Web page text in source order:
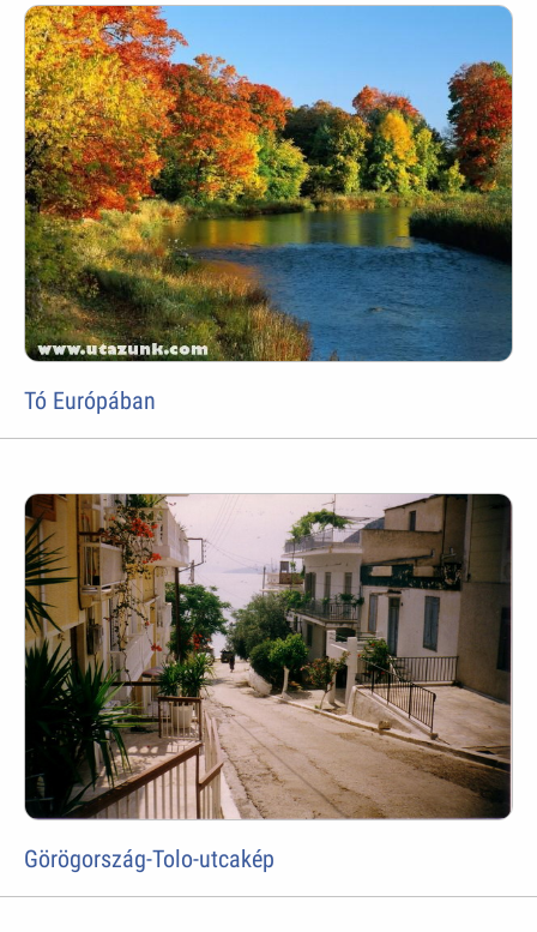
Tó Európában
Görögország-Tolo-utcakép